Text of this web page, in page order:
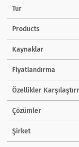
Tur
Products
Kaynaklar
Fiyatlandırma
Özellikler
Çözümler
Şirket